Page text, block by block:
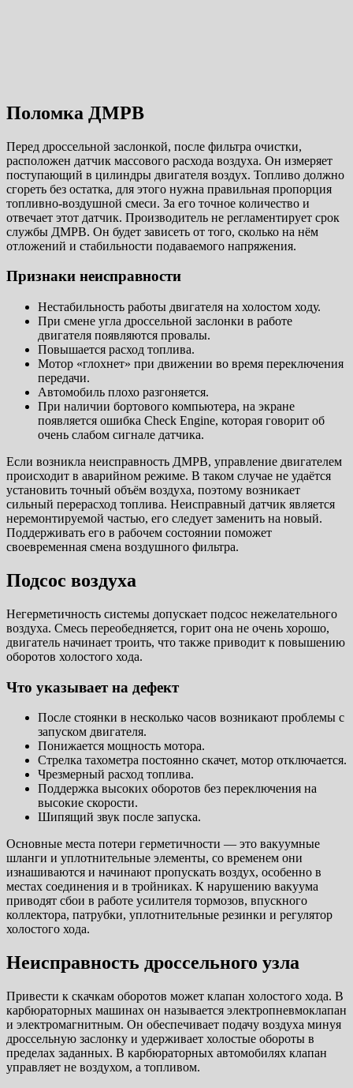
Поломка ДМРВ
Перед дроссельной заслонкой, после фильтра очистки,
расположен датчик массового расхода воздуха. Он измеряет
поступающий в цилиндры двигателя воздух. Топливо должно
сгореть без остатка, для этого нужна правильная пропорция
топливно-воздушной смеси. За его точное количество и
отвечает этот датчик. Производитель не регламентирует срок
службы ДМРВ. Он будет зависеть от того, сколько на нём
отложений и стабильности подаваемого напряжения.
Признаки неисправности
Нестабильность работы двигателя на холостом ходу.
При смене угла дроссельной заслонки в работе
двигателя появляются провалы.
Повышается расход топлива.
Мотор «глохнет» при движении во время переключения
передачи.
Автомобиль плохо разгоняется.
При наличии бортового компьютера, на экране
появляется ошибка Check Engine, которая говорит об
очень слабом сигнале датчика.
Если возникла неисправность ДМРВ, управление двигателем
происходит в аварийном режиме. В таком случае не удаётся
установить точный объём воздуха, поэтому возникает
сильный перерасход топлива. Неисправный датчик является
неремонтируемой частью, его следует заменить на новый.
Поддерживать его в рабочем состоянии поможет
своевременная смена воздушного фильтра.
Подсос воздуха
Негерметичность системы допускает подсос нежелательного
воздуха. Смесь переобедняется, горит она не очень хорошо,
двигатель начинает троить, что также приводит к повышению
оборотов холостого хода.
Что указывает на дефект
После стоянки в несколько часов возникают проблемы с
запуском двигателя.
Понижается мощность мотора.
Стрелка тахометра постоянно скачет, мотор отключается.
Чрезмерный расход топлива.
Поддержка высоких оборотов без переключения на
высокие скорости.
Шипящий звук после запуска.
Основные места потери герметичности — это вакуумные
шланги и уплотнительные элементы, со временем они
изнашиваются и начинают пропускать воздух, особенно в
местах соединения и в тройниках. К нарушению вакуума
приводят сбои в работе усилителя тормозов, впускного
коллектора, патрубки, уплотнительные резинки и регулятор
холостого хода.
Неисправность дроссельного узла
Привести к скачкам оборотов может клапан холостого хода. В
карбюраторных машинах он называется электропневмоклапан
и электромагнитным. Он обеспечивает подачу воздуха минуя
дроссельную заслонку и удерживает холостые обороты в
пределах заданных. В карбюраторных автомобилях клапан
управляет не воздухом, а топливом.